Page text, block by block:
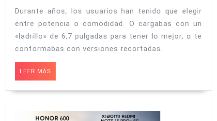
17:
El
duelo
definitivo
trono
de
Durante años, los usuarios han tenido que elegir
entre potencia o comodidad. O cargabas con un
«ladrillo» de 6,7 pulgadas para tener lo mejor, o te
conformabas con versiones recortadas.
LEER MÁS
MÁS